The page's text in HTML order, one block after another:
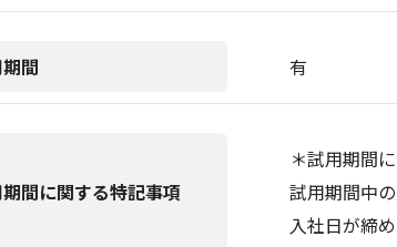
間 有
間に関する特記事項
＊試用期間
試用期間中
入社日が締